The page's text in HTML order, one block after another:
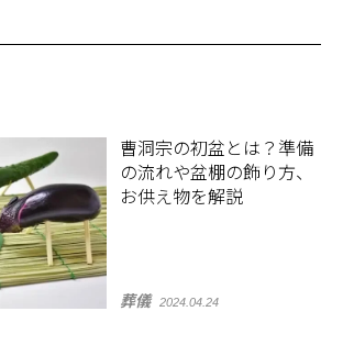
曹洞宗の初盆とは？準備
の流れや盆棚の飾り方、
お供え物を解説
葬儀 2024.04.24